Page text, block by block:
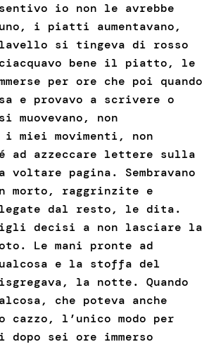
io non le avrebbe
i piatti aumentavano,
si tingeva di rosso
bene il piatto, le
per ore che poi quando
e provavo a scrivere o
muovevano, non
i miei movimenti, non
ad azzeccare lettere sulla
pagina. Sembravano
morto, raggrinzite e
dal resto, le dita.
decisi a non lasciare la
Le mani pronte ad
e la stoffa del
la notte. Quando
che poteva anche
cazzo, l’unico modo per
dopo sei ore immerso